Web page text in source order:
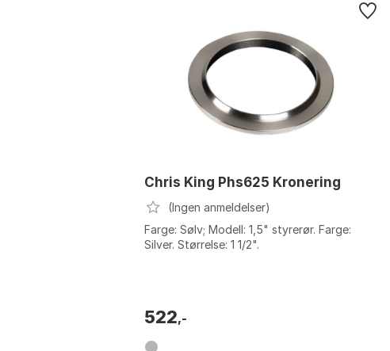
Chris King Phs625 Kronering
(Ingen anmeldelser)
Farge: Sølv; Modell: 1,5" styrerør. Farge:
Silver. Størrelse: 1 1/2".
522,-